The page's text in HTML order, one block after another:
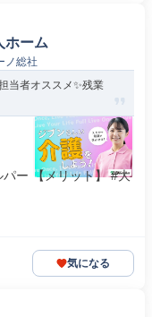
ホーム
ノ総社
当者オススメ✨残業
ー 【メリット】 #大
気になる